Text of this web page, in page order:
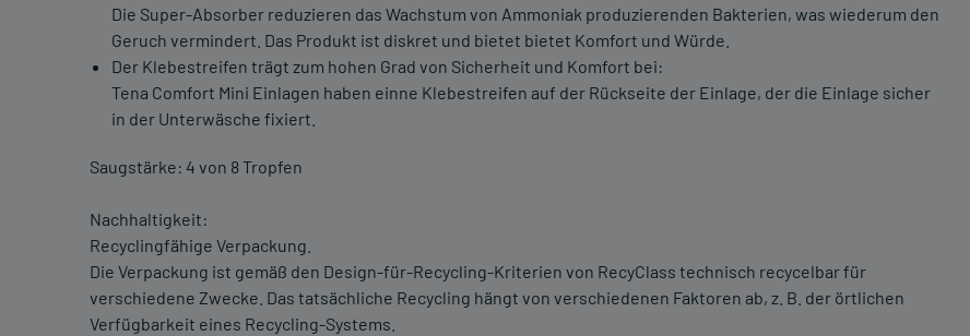
Die Super-Absorber reduzieren das Wachstum von Ammoniak produzierenden Bakterien, was wiederum den
Geruch vermindert. Das Produkt ist diskret und bietet bietet Komfort und Würde.
Der Klebestreifen trägt zum hohen Grad von Sicherheit und Komfort bei:
Tena Comfort Mini Einlagen haben einne Klebestreifen auf der Rückseite der Einlage, der die Einlage sicher
in der Unterwäsche fixiert.
Saugstärke: 4 von 8 Tropfen
Nachhaltigkeit:
Recyclingfähige Verpackung.
Die Verpackung ist gemäß den Design-für-Recycling-Kriterien von RecyClass technisch recycelbar für
verschiedene Zwecke. Das tatsächliche Recycling hängt von verschiedenen Faktoren ab, z. B. der örtlichen
Verfügbarkeit eines Recycling-Systems.